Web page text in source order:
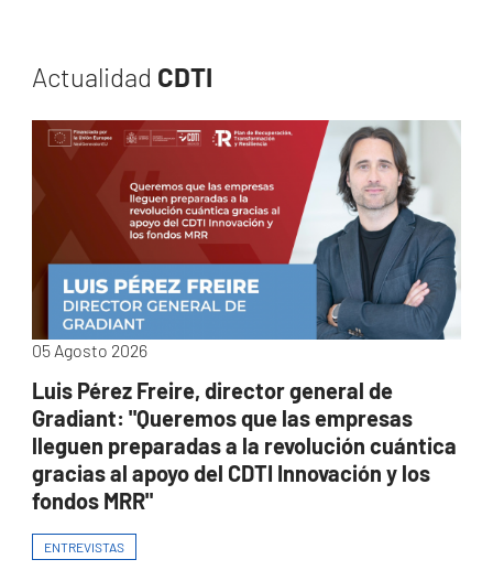
Actualidad CDTI
05 Agosto 2026
Luis Pérez Freire, director general de
Gradiant: "Queremos que las empresas
lleguen preparadas a la revolución cuántica
gracias al apoyo del CDTI Innovación y los
fondos MRR"
ENTREVISTAS